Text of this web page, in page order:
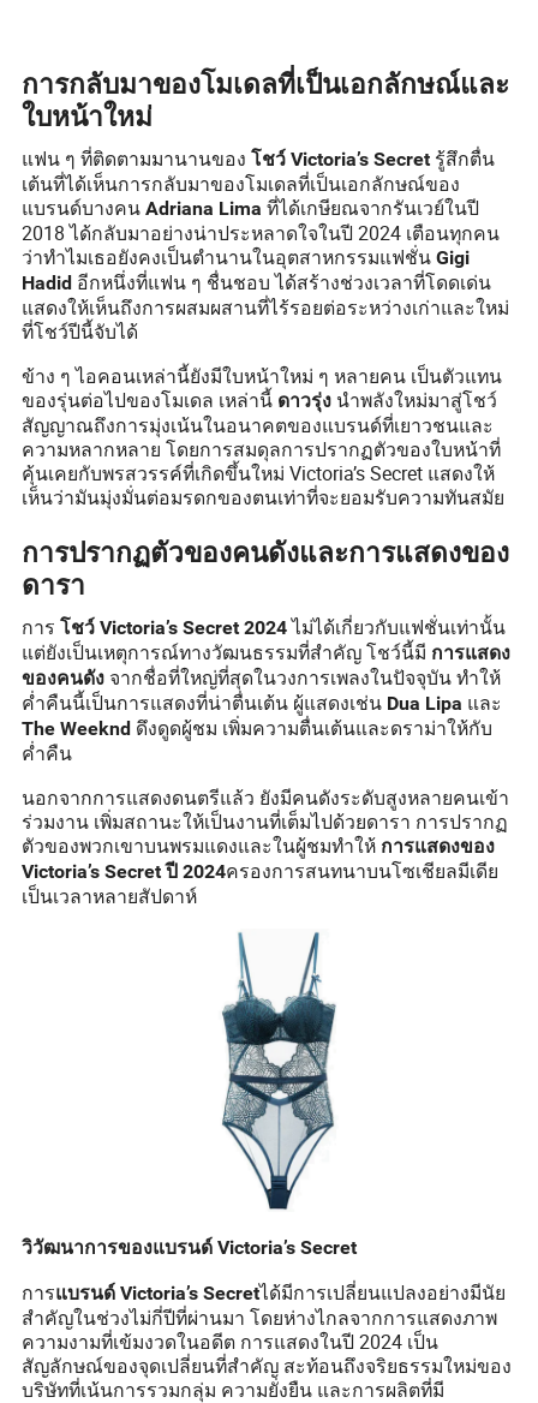
การกลับมาของโมเดลที่เป็นเอกลักษณ์และ
ใบหน้าใหม่
แฟน ๆ ที่ติดตามมานานของโชว์ Victoria’s Secret รู้สึกตื่น
เต้นที่ได้เห็นการกลับมาของโมเดลที่เป็นเอกลักษณ์ของ
แบรนด์บางคนAdriana Limaที่ได้เกษียณจากรันเวย์ในปี
2018 ได้กลับมาอย่างน่าประหลาดใจในปี 2024 เตือนทุกคน
ว่าทำไมเธอยังคงเป็นตำนานในอุตสาหกรรมแฟชั่นGigi
Hadid อีกหนึ่งที่แฟน ๆ ชื่นชอบ ได้สร้างช่วงเวลาที่โดดเด่น
แสดงให้เห็นถึงการผสมผสานที่ไร้รอยต่อระหว่างเก่าและใหม่
ที่โชว์ปีนี้จับได้
ข้าง ๆ ไอคอนเหล่านี้ยังมีใบหน้าใหม่ ๆ หลายคน เป็นตัวแทน
ของรุ่นต่อไปของโมเดล เหล่านี้ ดาวรุ่ง นำพลังใหม่มาสู่โชว์
สัญญาณถึงการมุ่งเน้นในอนาคตของแบรนด์ที่เยาวชนและ
ความหลากหลาย โดยการสมดุลการปรากฏตัวของใบหน้าที่
คุ้นเคยกับพรสวรรค์ที่เกิดขึ้นใหม่ Victoria’s Secret แสดงให้
เห็นว่ามันมุ่งมั่นต่อมรดกของตนเท่าที่จะยอมรับความทันสมัย
การปรากฏตัวของคนดังและการแสดงของ
ดารา
การโชว์ Victoria’s Secret 2024ไม่ได้เกี่ยวกับแฟชั่นเท่านั้น
แต่ยังเป็นเหตุการณ์ทางวัฒนธรรมที่สำคัญ โชว์นี้มี การแสดง
ของคนดัง จากชื่อที่ใหญ่ที่สุดในวงการเพลงในปัจจุบัน ทำให้
ค่ำคืนนี้เป็นการแสดงที่น่าตื่นเต้น ผู้แสดงเช่น Dua Lipa และ
The Weeknd ดึงดูดผู้ชม เพิ่มความตื่นเต้นและดราม่าให้กับ
ค่ำคืน
นอกจากการแสดงดนตรีแล้ว ยังมีคนดังระดับสูงหลายคนเข้า
ร่วมงาน เพิ่มสถานะให้เป็นงานที่เต็มไปด้วยดารา การปรากฏ
ตัวของพวกเขาบนพรมแดงและในผู้ชมทำให้ การแสดงของ
Victoria’s Secret ปี 2024ครองการสนทนาบนโซเชียลมีเดีย
เป็นเวลาหลายสัปดาห์
วิวัฒนาการของแบรนด์ Victoria’s Secret
การแบรนด์ Victoria’s Secretได้มีการเปลี่ยนแปลงอย่างมีนัย
สำคัญในช่วงไม่กี่ปีที่ผ่านมา โดยห่างไกลจากการแสดงภาพ
ความงามที่เข้มงวดในอดีต การแสดงในปี 2024 เป็น
สัญลักษณ์ของจุดเปลี่ยนที่สำคัญ สะท้อนถึงจริยธรรมใหม่ของ
บริษัทที่เน้นการรวมกลุ่ม ความยั่งยืน และการผลิตที่มี